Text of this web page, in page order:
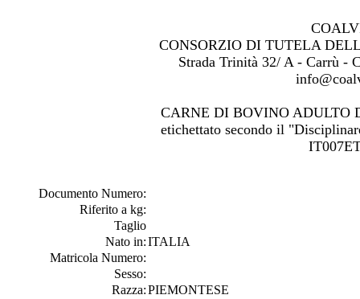
CONSORZIO DI TUTELA
Strada Trinità 32/ A - Carrù -
CARNE DI BOVINO ADULTO
etichettato secondo il
Documento Numero:
Riferito a kg:
Taglio
Nato in:ITALIA
Matricola Numero:
Sesso:
Razza:PIEMONTESE